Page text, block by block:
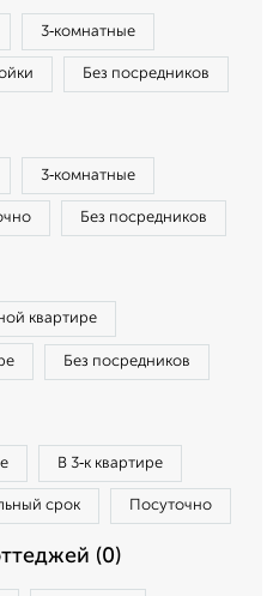
3‑комнатные
Без посредников
3‑комнатные
Без посредников
квартире
Без посредников
В 3‑к квартире
срок Посуточно
(0)